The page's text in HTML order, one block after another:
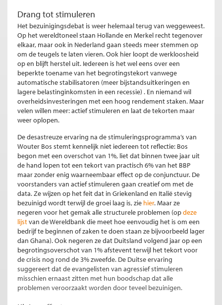
Drang tot stimuleren
Het bezuinigingsdebat is weer helemaal terug van weggeweest.
Op het wereldtoneel staan Hollande en Merkel recht tegenover
elkaar, maar ook in Nederland gaan steeds meer stemmen op
om de teugels te laten vieren. Ook hier loopt de werkloosheid
op en blijft herstel uit. Iedereen is het wel eens over een
beperkte toename van het begrotingstekort vanwege
automatische stabilisatoren (meer bijstandsuitkeringen en
lagere belastinginkomsten in een recessie) . En niemand wil
overheidsinvesteringen met een hoog rendement staken. Maar
velen willen meer: actief stimuleren en laat de tekorten maar
weer oplopen.
De desastreuze ervaring na de stimuleringsprogramma’s van
Wouter Bos stemt kennelijk niet iedereen tot reflectie: Bos
begon met een overschot van 1%, liet dat binnen twee jaar uit
de hand lopen tot een tekort van practisch 6% van het BBP
maar zonder enig waarneembaar effect op de conjunctuur. De
voorstanders van actief stimuleren gaan creatief om met de
data. Ze wijzen op het feit dat in Griekenland en Italië stevig
bezuinigd wordt terwijl de groei laag is, zie hier. Maar ze
negeren voor het gemak alle structurele problemen (opdeze
lijstvan de Wereldbank die meet hoe eenvoudig het is om een
bedrijf te beginnen of zaken te doen staan ze bijvoorbeeld lager
dan Ghana). Ook negeren ze dat Duitsland volgend jaar op een
begrotingsoverschot van 1% afstevent terwijl het tekort voor
de crisis nog rond de 3% zweefde. De Duitse ervaring
suggereert dat de evangelisten van agressief stimuleren
misschien ernaast zitten met hun boodschap dat alle
problemen veroorzaakt worden door teveel bezuinigen.